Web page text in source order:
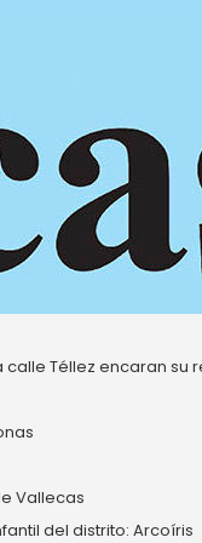
Téllez encaran su
Vallecas
del distrito: Arcoíris